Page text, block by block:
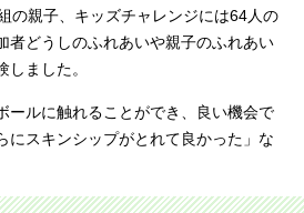
の親子、キッズチャレンジには64人の
者どうしのふれあいや親子のふれあい
しました。
ールに触れることができ、良い機会で
にスキンシップがとれて良かった」な